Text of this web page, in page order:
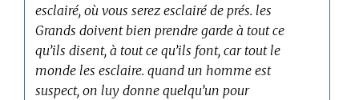
esclairé, où vous serez esclairé de prés. les
Grands doivent bien prendre garde à tout ce
qu’ils disent, à tout ce qu’ils font, car tout le
monde les esclaire. quand un homme est
suspect, on luy donne quelqu’un pour